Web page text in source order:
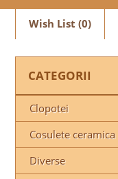
Wish List (0)
CATEGORII
Clopotei
Cosulete ceramica
Diverse